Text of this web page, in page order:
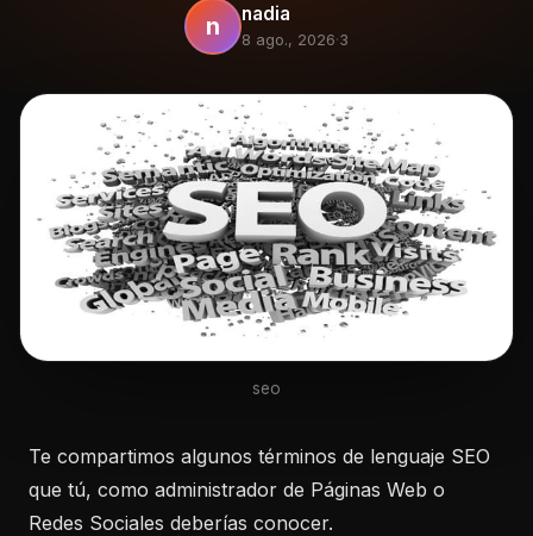
n nadia
8 ago., 2026·3
seo
Te compartimos algunos términos de lenguaje SEO
que tú, como administrador de Páginas Web o
Redes Sociales deberías conocer.